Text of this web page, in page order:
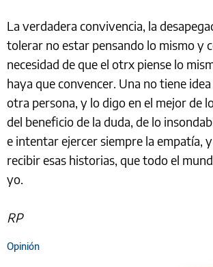
La verdadera convivencia, la
tolerar no estar pensando lo mismo y
necesidad de que el otrx piense lo
haya que convencer. Una no tiene
otra persona, y lo digo en el mejor de
del beneficio de la duda, de lo
e intentar ejercer siempre la empatía,
recibir esas historias, que todo el
yo.
RP
Opinión